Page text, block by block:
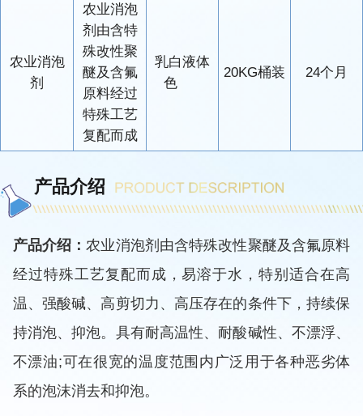
农业消泡
剂
农业消泡
剂由含特
殊改性聚
醚及含氟
原料经过
特殊工艺
复配而成
乳白液体
色
20KG桶装 24个月
产品介绍
产品介绍：农业消泡剂由含特殊改性聚醚及含氟原料
经过特殊工艺复配而成，易溶于水，特别适合在高
温、强酸碱、高剪切力、高压存在的条件下，持续保
持消泡、抑泡。具有耐高温性、耐酸碱性、不漂浮、
不漂油;可在很宽的温度范围内广泛用于各种恶劣体
系的泡沫消去和抑泡。